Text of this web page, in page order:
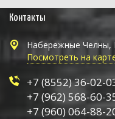
Контакты
Набережные Челны,
Посмотреть на
+7 (8552) 36-02-
+7 (962) 568-60-
+7 (960) 064-88-